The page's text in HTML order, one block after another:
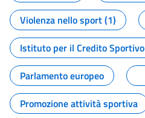
Violenza nello sport (1)
Istituto per il Credito Sportivo
Parlamento europeo
Promozione attività sportiva